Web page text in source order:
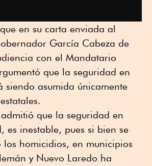
en su carta enviada al
García Cabeza de
con el Mandatario
que la seguridad en
siendo asumida únicamente
que la seguridad en
es inestable, pues si bien se
los homicidios, en municipios
y Nuevo Laredo ha